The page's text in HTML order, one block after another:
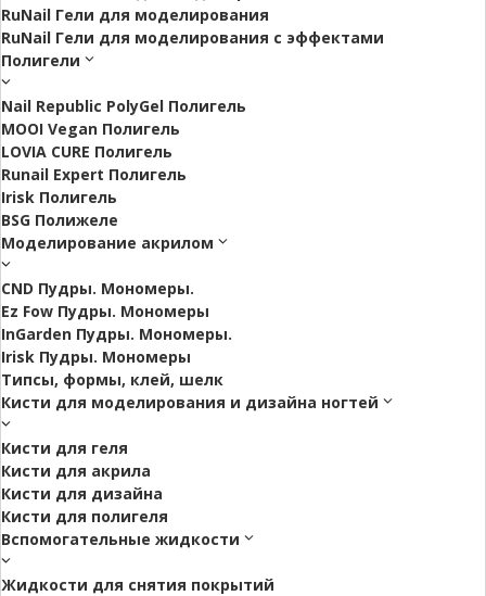
RuNail Гели для моделирования
RuNail Гели для моделирования с эффектами
Полигели
Nail Republic PolyGel Полигель
MOOI Vegan Полигель
LOVIA CURE Полигель
Runail Expert Полигель
Irisk Полигель
BSG Полижеле
Моделирование акрилом
CND Пудры. Мономеры.
Ez Fow Пудры. Мономеры
InGarden Пудры. Мономеры.
Irisk Пудры. Мономеры
Типсы, формы, клей, шелк
Кисти для моделирования и дизайна ногтей
Кисти для геля
Кисти для акрила
Кисти для дизайна
Кисти для полигеля
Вспомогательные жидкости
Жидкости для снятия покрытий